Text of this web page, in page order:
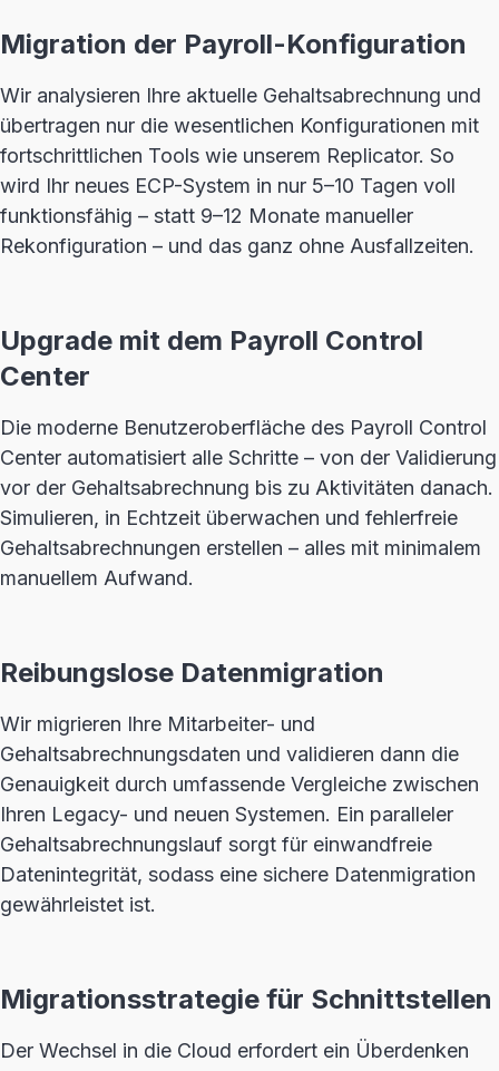
Migration der Payroll-Konfiguration
Wir analysieren Ihre aktuelle Gehaltsabrechnung und
übertragen nur die wesentlichen Konfigurationen mit
fortschrittlichen Tools wie unserem Replicator. So
wird Ihr neues ECP-System in nur 5–10 Tagen voll
funktionsfähig – statt 9–12 Monate manueller
Rekonfiguration – und das ganz ohne Ausfallzeiten.
Upgrade mit dem Payroll Control
Center
Die moderne Benutzeroberfläche des Payroll Control
Center automatisiert alle Schritte – von der Validierung
vor der Gehaltsabrechnung bis zu Aktivitäten danach.
Simulieren, in Echtzeit überwachen und fehlerfreie
Gehaltsabrechnungen erstellen – alles mit minimalem
manuellem Aufwand.
Reibungslose Datenmigration
Wir migrieren Ihre Mitarbeiter- und
Gehaltsabrechnungsdaten und validieren dann die
Genauigkeit durch umfassende Vergleiche zwischen
Ihren Legacy- und neuen Systemen. Ein paralleler
Gehaltsabrechnungslauf sorgt für einwandfreie
Datenintegrität, sodass eine sichere Datenmigration
gewährleistet ist.
Migrationsstrategie für Schnittstellen
Der Wechsel in die Cloud erfordert ein Überdenken